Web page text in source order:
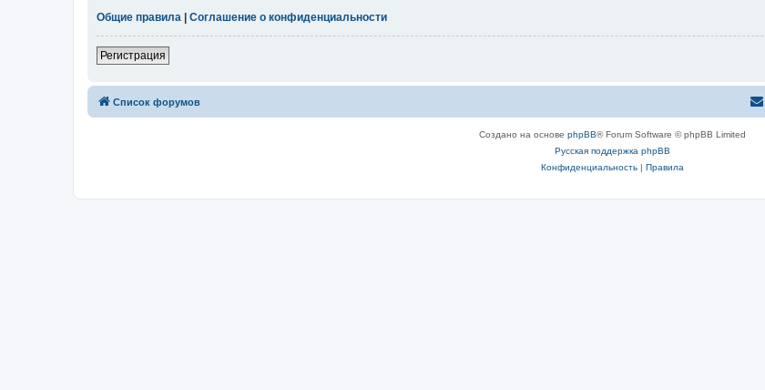
Общие правила
Соглашение о конфиденциальности
Регистрация
Список форумов
Создано на основе phpBB® Forum Software © phpBB Limited
Русская поддержка phpBB
Конфиденциальность| Правила